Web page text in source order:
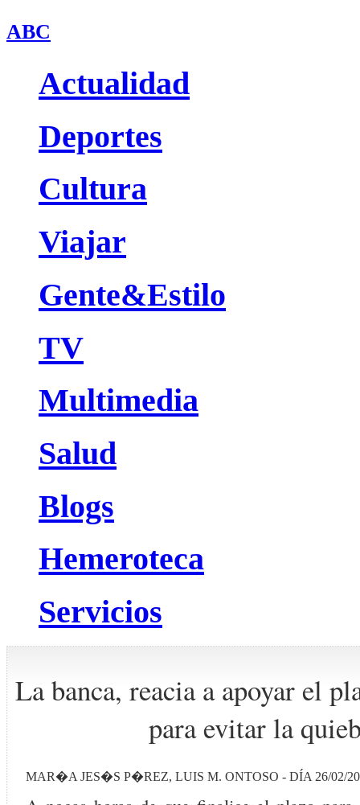
ABC
Actualidad
Deportes
Cultura
Viajar
Gente&Estilo
TV
Multimedia
Salud
Blogs
Hemeroteca
Servicios
La banca, reacia a apoyar el
para evitar la
MAR�A JES�S P�REZ, LUIS M. ONTOSO - DÍA 26/02/